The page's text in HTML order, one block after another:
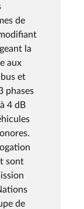
de
la
aux
et
phases
4 dB
sont
de